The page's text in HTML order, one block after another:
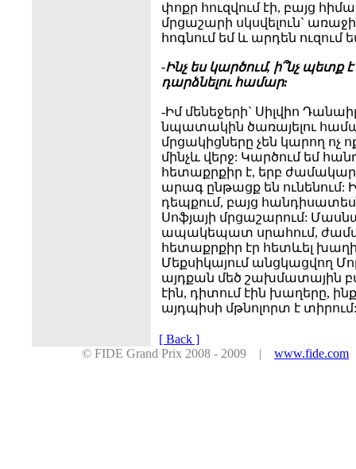
փոքր հուզվում էի, բայց
մրցաշարի սկսվելուն`
հոգնում եմ և արդեն ուզում
-Ինչ ես կարծում, ի՞նչ
դարձնելու համար:
-Իմ մենեջերի` Սիլվիո
նպատակին ծառայելու
մրցակիցները չեն կարող
մինչև վերջ: Կարծում եմ
հետաքրքիր է, երբ
արագ ընթացք են ունենում:
դեպքում, բայց
Սոֆյայի մրցաշարում:
ապակեպատ սրահում,
հետաքրքիր էր հետևել
Մեքսիկայում անցկացվող
այդքան մեծ շախմատային
էին, դիտում էին խաղերը,
այդպիսի մթնոլորտ է տիրում:
[ Back ]
© FIDE Grand Prix 2008 - 2009 | www.fide.com